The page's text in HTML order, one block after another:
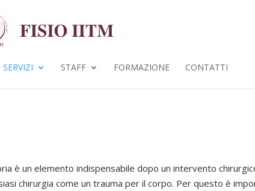
SERVIZI STAFF FORMAZIONE CONTATTI
è un elemento indispensabile dopo un intervento
chirurgia come un trauma per il corpo. Per questo è